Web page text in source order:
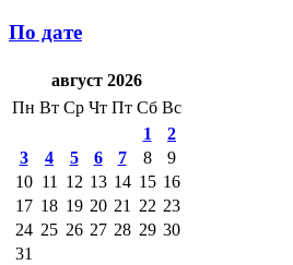
По дате
август 2026
Пн Вт Ср Чт Пт Сб Вс
1
2
3
4 5 6 7 8
9
10 11 12 13 14 15 16
17 18 19 20 21 22 23
24 25 26 27 28 29 30
31